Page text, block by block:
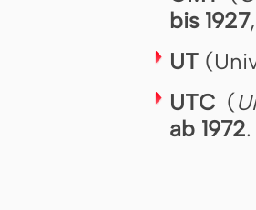
bis 1927,
UT
UTC(
ab 1972.